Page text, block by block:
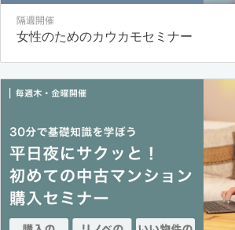
隔週開催
女性のためのカウカモセミナー